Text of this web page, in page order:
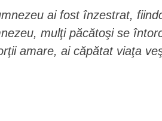
ai fost înzestrat,
mulţi păcătoşi se
amare, ai căpătat viaţa